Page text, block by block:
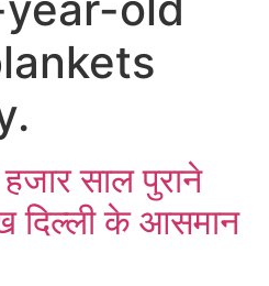
साल पुराने
दिल्ली के आसमान